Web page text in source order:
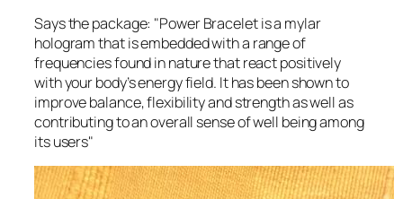
Says the package: "Power Bracelet is a mylar
hologram that is embedded with a range of
frequencies found in nature that react positively
with your body’s energy field. It has been shown to
improve balance, flexibility and strength as well as
contributing to an overall sense of well being among
its users"